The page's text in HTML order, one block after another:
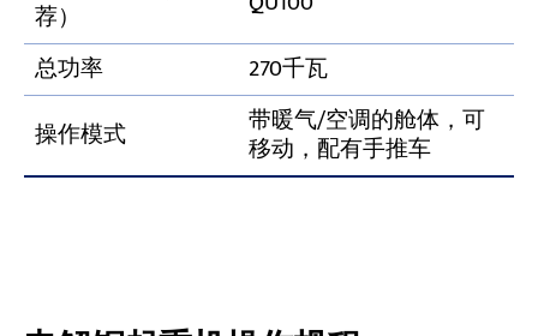
荐）
总功率
270千瓦
操作模式
带暖气/空调的舱体，可
移动，配有手推车